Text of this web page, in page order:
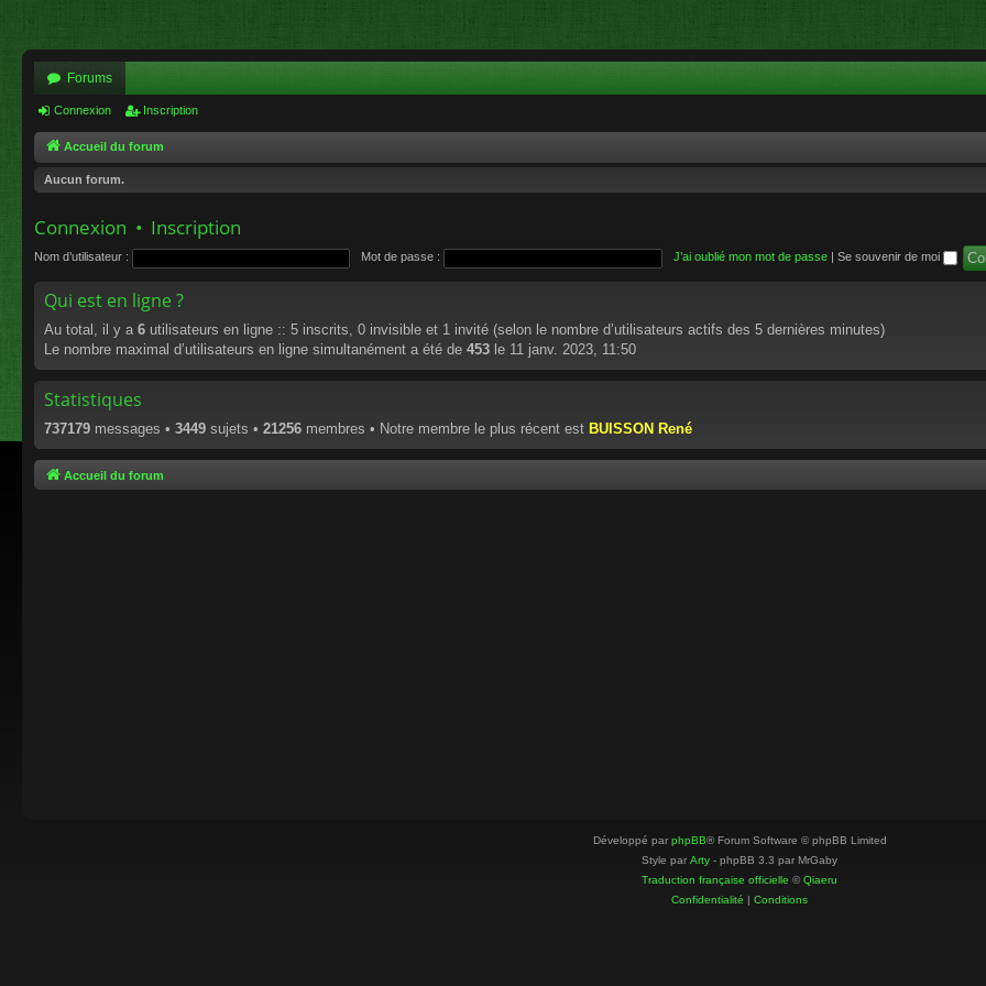
Forums
Connexion Inscription
Accueil du forum
Aucun forum.
Connexion • Inscription
Nom d’utilisateur : Mot de passe : J’ai oublié mon mot de passe Se souvenir de moi
Qui est en ligne ?
Au total, il y a 6 utilisateurs en ligne :: 5 inscrits, 0 invisible et 1 invité (selon le nombre d’utilisateurs actifs des 5 dernières minutes)
Le nombre maximal d’utilisateurs en ligne simultanément a été de 453 le 11 janv. 2023, 11:50
Statistiques
737179 messages • 3449 sujets • 21256 membres • Notre membre le plus récent est BUISSON René
Accueil du forum
Développé par phpBB® Forum Software © phpBB Limited
Style par Arty - phpBB 3.3 par MrGaby
Traduction française officielle ©Qiaeru
Confidentialité | Conditions